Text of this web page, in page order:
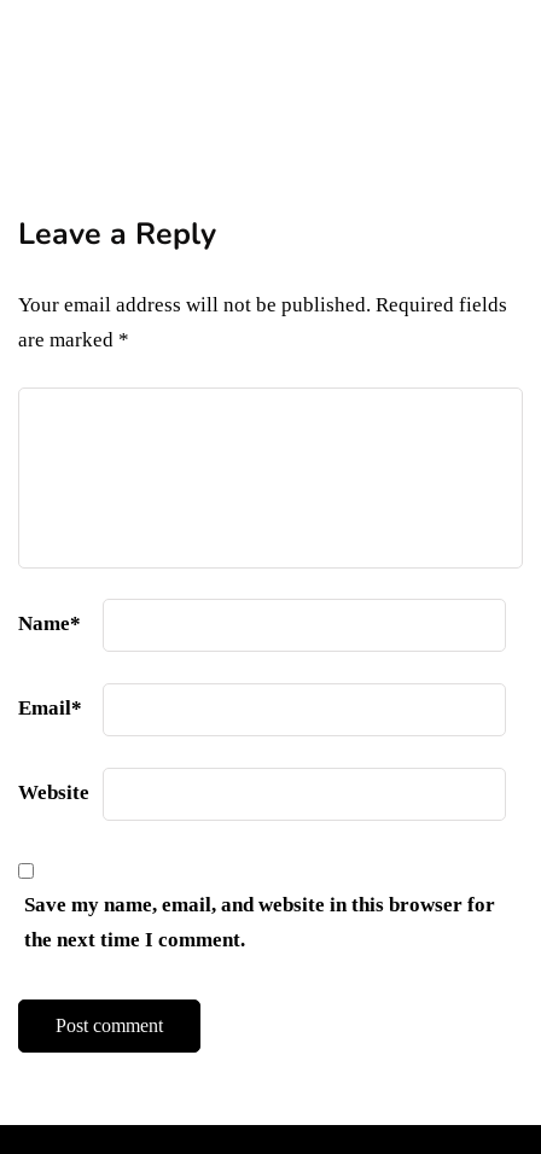
Leave a Reply
Your email address will not be published. Required fields
are marked *
Name*
Email*
Website
Save my name, email, and website in this browser for
the next time I comment.